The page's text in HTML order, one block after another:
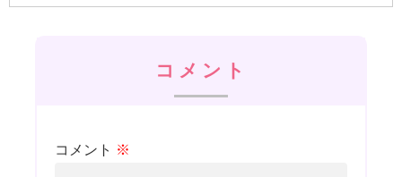
コメント
コメント ※